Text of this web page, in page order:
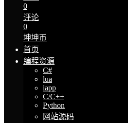
0
评论
0
坤坤币
首页
编程资源
C#
lua
iapp
C/C++
Python
网站源码